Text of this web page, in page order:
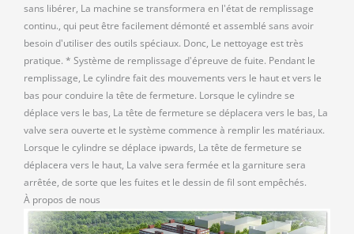
sans libérer, La machine se transformera en l'état de remplissage
continu., qui peut être facilement démonté et assemblé sans avoir
besoin d'utiliser des outils spéciaux. Donc, Le nettoyage est très
pratique. * Système de remplissage d'épreuve de fuite. Pendant le
remplissage, Le cylindre fait des mouvements vers le haut et vers le
bas pour conduire la tête de fermeture. Lorsque le cylindre se
déplace vers le bas, La tête de fermeture se déplacera vers le bas, La
valve sera ouverte et le système commence à remplir les matériaux.
Lorsque le cylindre se déplace ipwards, La tête de fermeture se
déplacera vers le haut, La valve sera fermée et la garniture sera
arrêtée, de sorte que les fuites et le dessin de fil sont empêchés.
À propos de nous